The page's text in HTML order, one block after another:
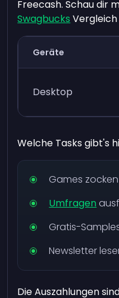
Freecash. Schau dir
Swagbucks Vergleich
Geräte
Desktop
Welche Tasks gibt's
Games zocken
Umfragen
Gratis-
Newsletter
Die Auszahlungen